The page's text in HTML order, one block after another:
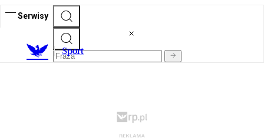
Serwisy
Sport